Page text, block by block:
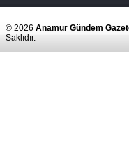
© 2026 Anamur Gündem
Saklıdır.